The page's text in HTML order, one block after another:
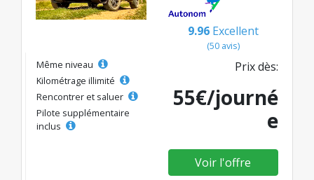
9.96 Excellent
(50 avis)
Même niveau
Kilométrage illimité
Rencontrer et saluer
Pilote supplémentaire
inclus
Prix dès:
55€/journé
e
Voir l'offre